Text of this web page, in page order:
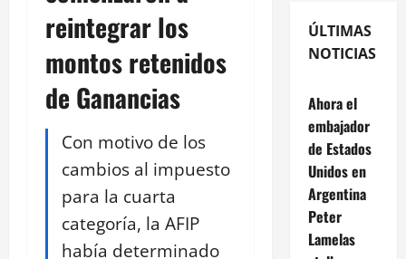
reintegrar los
montos retenidos
de Ganancias
Con motivo de los
cambios al impuesto
para la cuarta
categoría, la AFIP
había determinado
ÚLTIMAS
NOTICIAS
Ahora el
embajador
de Estados
Unidos en
Argentina
Peter
Lamelas